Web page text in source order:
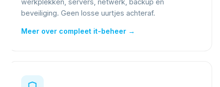
werkplekken, servers, netwerk, backup en
beveiliging. Geen losse uurtjes achteraf.
Meer over compleet it-beheer →